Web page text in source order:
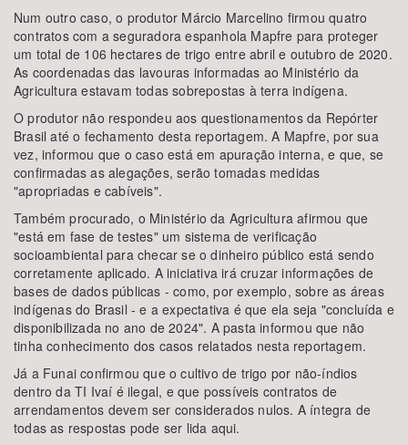
Num outro caso, o produtor Márcio Marcelino firmou quatro
contratos com a seguradora espanhola Mapfre para proteger
um total de 106 hectares de trigo entre abril e outubro de 2020.
As coordenadas das lavouras informadas ao Ministério da
Agricultura estavam todas sobrepostas à terra indígena.
O produtor não respondeu aos questionamentos da Repórter
Brasil até o fechamento desta reportagem. A Mapfre, por sua
vez, informou que o caso está em apuração interna, e que, se
confirmadas as alegações, serão tomadas medidas
"apropriadas e cabíveis".
Também procurado, o Ministério da Agricultura afirmou que
"está em fase de testes" um sistema de verificação
socioambiental para checar se o dinheiro público está sendo
corretamente aplicado. A iniciativa irá cruzar informações de
bases de dados públicas - como, por exemplo, sobre as áreas
indígenas do Brasil - e a expectativa é que ela seja "concluída e
disponibilizada no ano de 2024". A pasta informou que não
tinha conhecimento dos casos relatados nesta reportagem.
Já a Funai confirmou que o cultivo de trigo por não-índios
dentro da TI Ivaí é ilegal, e que possíveis contratos de
arrendamentos devem ser considerados nulos. A íntegra de
todas as respostas pode ser lida aqui.